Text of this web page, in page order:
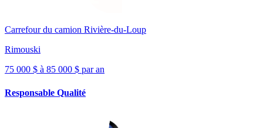
Carrefour du camion Rivière-du-Loup
Rimouski
75 000 $ à 85 000 $ par an
Responsable Qualité